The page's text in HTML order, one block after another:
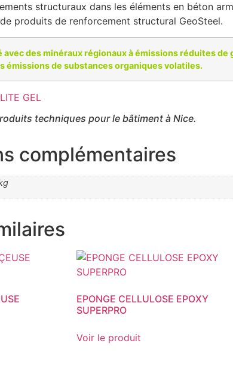
structuraux dans les éléments en béton
produits de renforcement structural GeoSteel.
avec des minéraux régionaux à émissions réduites
émissions de substances organiques volatiles.
GEL
techniques pour le bâtiment à Nice.
complémentaires
EPONGE CELLULOSE EPOXY
SUPERPRO
Voir le produit